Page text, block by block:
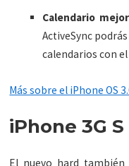
Calendario
ActiveSync
calendarios con el
Más sobre el iPhone OS
iPhone 3G S
El nuevo hard también